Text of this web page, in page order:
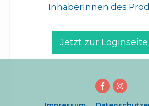
InhaberInnen des
Jetzt zur Loginseite